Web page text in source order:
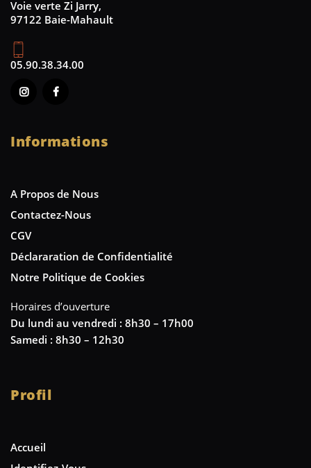
Voie verte Zi Jarry,
97122 Baie-Mahault
05.90.38.34.00
Informations
A Propos de Nous
Contactez-Nous
CGV
Déclararation de Confidentialité
Notre Politique de Cookies
Horaires d’ouverture
Du lundi au vendredi : 8h30 – 17h00
Samedi : 8h30 – 12h30
Profil
Accueil